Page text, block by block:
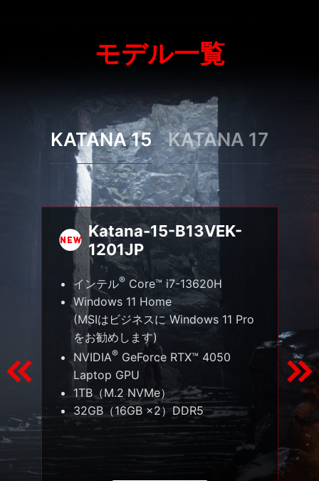
モデル一覧
KATANA 15 KATANA 17
Katana-15-B13VEK-
1201JP
インテル®Core™ i7-13620H
Windows 11 Home
(MSIはビジネスに Windows 11 Pro
をお勧めします)
NVIDIA®GeForce RTX™ 4050
Laptop GPU
1TB（M.2 NVMe）
32GB（16GB ×2）DDR5